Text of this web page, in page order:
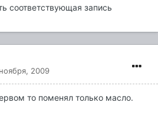
соответствующая запись
2009
то поменял только масло.